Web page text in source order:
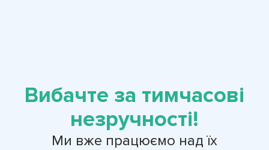
Вибачте за тимчасові
незручності!
Ми вже працюємо над їх